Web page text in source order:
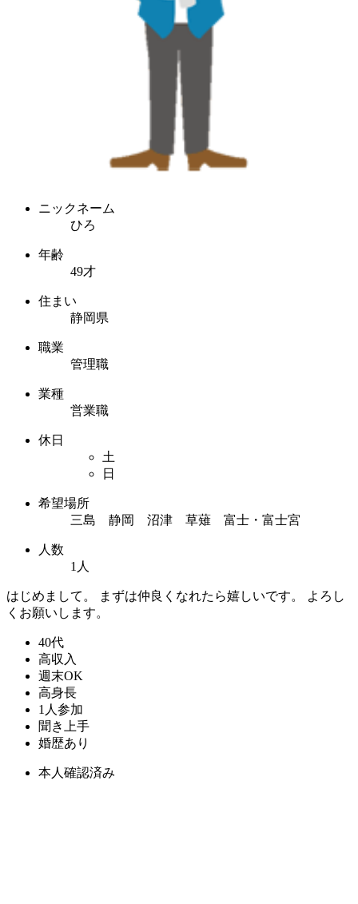
ニックネーム
ひろ
年齢
49才
住まい
静岡県
職業
管理職
業種
営業職
休日
土
日
希望場所
三島 静岡 沼津 草薙 富士・富士宮
人数
1人
はじめまして。 まずは仲良くなれたら嬉しいです。 よろし
くお願いします。
40代
高収入
週末OK
高身長
1人参加
聞き上手
婚歴あり
本人確認済み